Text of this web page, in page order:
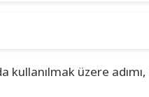
kullanılmak üzere